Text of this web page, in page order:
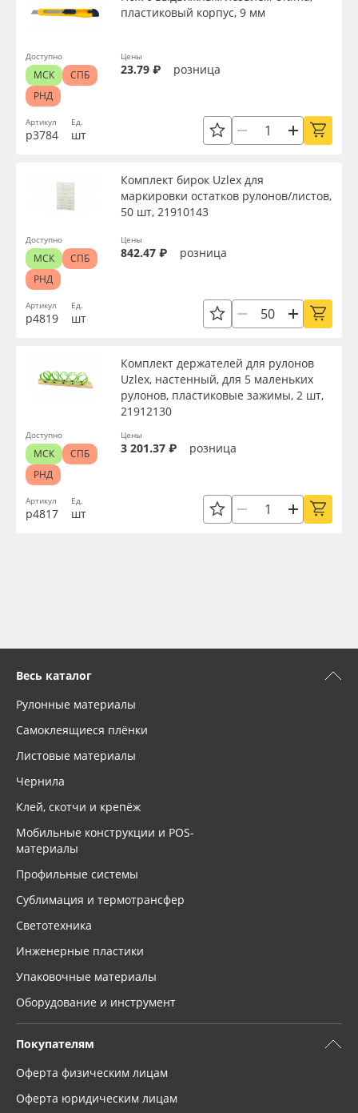
Артикул
р3784
пластиковый корпус, 9 мм
Ед.
шт
Цены
23.79 ₽ розница
Доступно
МСК
СПБ
РНД
Артикул
р4819
Комплект бирок Uzlex для
маркировки остатков рулонов/листов,
50 шт, 21910143
Ед.
шт
Цены
842.47 ₽ розница
Доступно
МСК
СПБ
РНД
Артикул
р4817
Комплект держателей для рулонов
Uzlex, настенный, для 5 маленьких
рулонов, пластиковые зажимы, 2 шт,
21912130
Ед.
шт
Цены
3 201.37 ₽ розница
Доступно
МСК
СПБ
РНД
Весь каталог
Рулонные материалы
Самоклеящиеся плёнки
Листовые материалы
Чернила
Клей, скотчи и крепёж
Мобильные конструкции и POS-
материалы
Профильные системы
Сублимация и термотрансфер
Светотехника
Инженерные пластики
Упаковочные материалы
Оборудование и инструмент
Покупателям
Оферта физическим лицам
Оферта юридическим лицам